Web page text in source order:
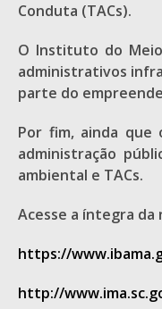
Conduta (TACs).
O Instituto do
administrativos
parte do
Por fim, ainda que
administração
ambiental e TACs.
Acesse a íntegra da
https://
http://